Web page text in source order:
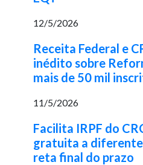
12/5/2026
Receita Federal e
inédito sobre
mais de 50 mil
11/5/2026
Facilita IRPF do
gratuita a
reta final do prazo